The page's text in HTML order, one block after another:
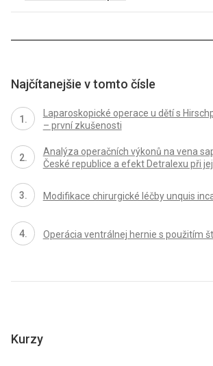
Najčítanejšie v tomto čísle
Laparoskopické operace u dětí s
– první zkušenosti
Analýza operačních výkonů na vena
České republice a efekt Detralexu při
Modifikace chirurgické léčby unquis
Operácia ventrálnej hernie s použitím
Kurzy